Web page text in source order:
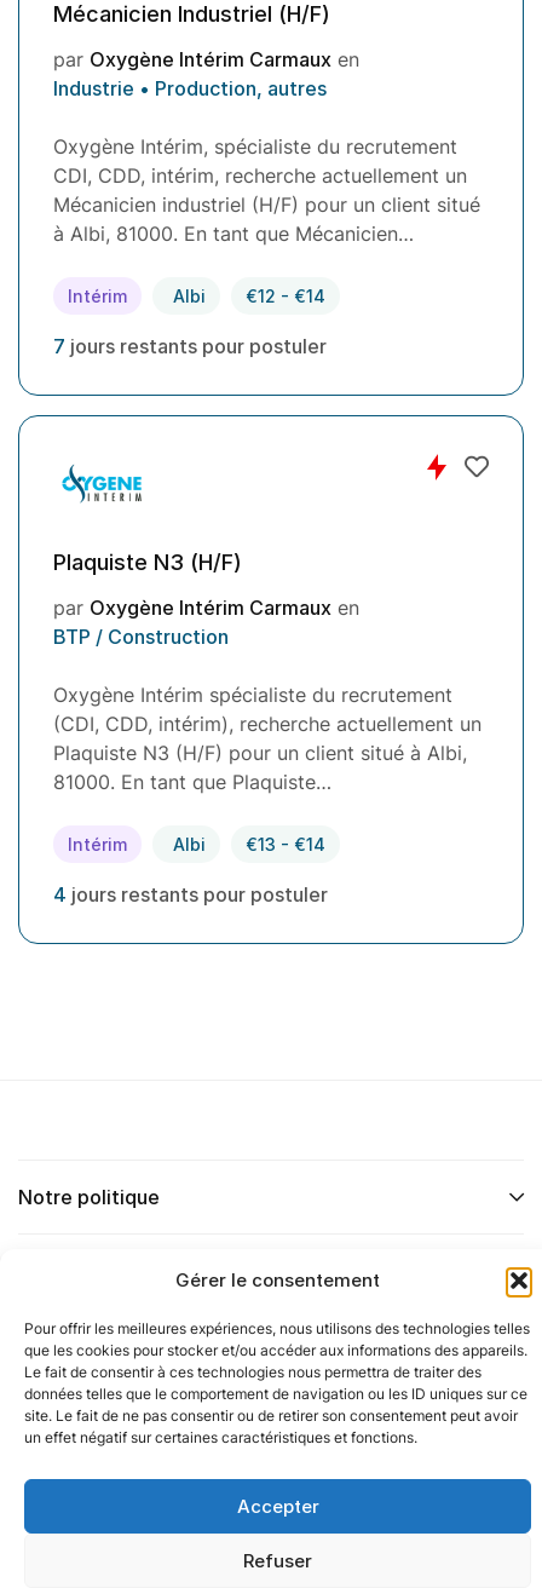
Gérer le consentement
Pour offrir les meilleures expériences, nous utilisons des technologies telles
que les cookies pour stocker et/ou accéder aux informations des appareils.
Le fait de consentir à ces technologies nous permettra de traiter des
données telles que le comportement de navigation ou les ID uniques sur ce
site. Le fait de ne pas consentir ou de retirer son consentement peut avoir
un effet négatif sur certaines caractéristiques et fonctions.
Accepter
Refuser
Mécanicien Industriel (H/F)
par Oxygène Intérim Carmaux en
Industrie • Production, autres
Oxygène Intérim, spécialiste du recrutement
CDI, CDD, intérim, recherche actuellement un
Mécanicien industriel (H/F) pour un client situé
à Albi, 81000. En tant que Mécanicien…
Intérim Albi €12 - €14
7 jours restants pour postuler
Plaquiste N3 (H/F)
par Oxygène Intérim Carmaux en
BTP / Construction
Oxygène Intérim spécialiste du recrutement
(CDI, CDD, intérim), recherche actuellement un
Plaquiste N3 (H/F) pour un client situé à Albi,
81000. En tant que Plaquiste…
Intérim Albi €13 - €14
4 jours restants pour postuler
Notre politique
Nos autres marques
Nos réseaux
@ 2025 Oxygène Groupe. Tous droits réservés.
Alerte emploi
instantanées sur les nouveaux emplois
pertinents directement dans votre boîte
aux lettres électronique.